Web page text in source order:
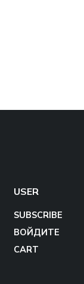
USER
SUBSCRIBE
ВОЙДИТЕ
CART